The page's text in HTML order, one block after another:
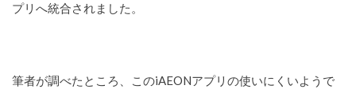
プリへ統合されました。
筆者が調べたところ、このiAEONアプリの使いにくいようで